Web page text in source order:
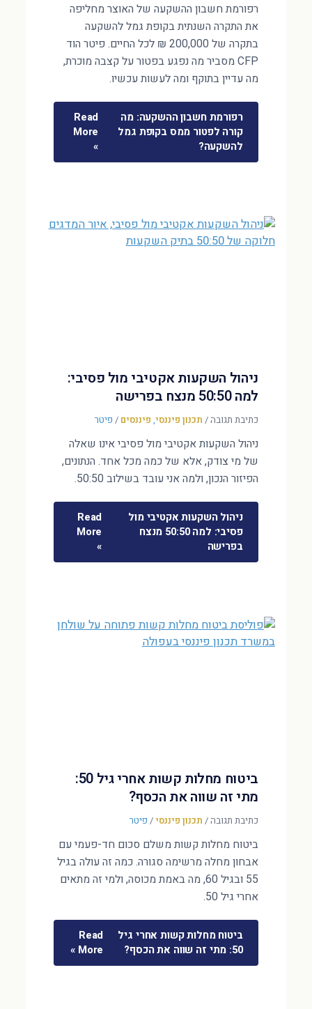
רפורמת חשבון ההשקעה של האוצר מחליפה
את התקרה השנתית בקופת גמל להשקעה
בתקרה של 200,000 ₪ לכל החיים. פיטר הוד
CFP מסביר מה נפגע בפטור על קצבה מוכרת,
מה עדיין בתוקף ומה לעשות עכשיו.
רפורמת חשבון ההשקעה: מה
קורה לפטור ממס בקופת גמל
להשקעה?
Read
More
»
ניהול השקעות אקטיבי מול פסיבי:
למה 50:50 מנצח בפרישה
כתיבת תגובה/ תכנון פיננסי, פיננסים / פיטר
ניהול השקעות אקטיבי מול פסיבי אינו שאלה
של מי צודק, אלא של כמה מכל אחד. הנתונים,
הפיזור הנכון, ולמה אני עובד בשילוב 50:50.
ניהול השקעות אקטיבי מול
פסיבי: למה 50:50 מנצח
בפרישה
Read
More
»
ביטוח מחלות קשות אחרי גיל 50:
מתי זה שווה את הכסף?
כתיבת תגובה/ תכנון פיננסי/ פיטר
ביטוח מחלות קשות משלם סכום חד-פעמי עם
אבחון מחלה מרשימה סגורה. כמה זה עולה בגיל
55 ובגיל 60, מה באמת מכוסה, ולמי זה מתאים
אחרי גיל 50.
ביטוח מחלות קשות אחרי גיל
50: מתי זה שווה את הכסף?
Read
More »